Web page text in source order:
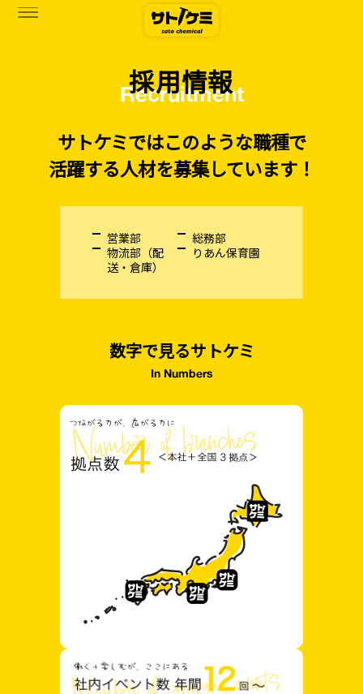
商品一覧
サトケミって？
ブログ
お問い合わせ
アクセス
採用情報
Recruitment
サトケミではこのような職種で
活躍する人材を募集しています！
営業部
総務部
物流部（配
送・倉庫）
りあん保育園
数字で見るサトケミ
In Numbers